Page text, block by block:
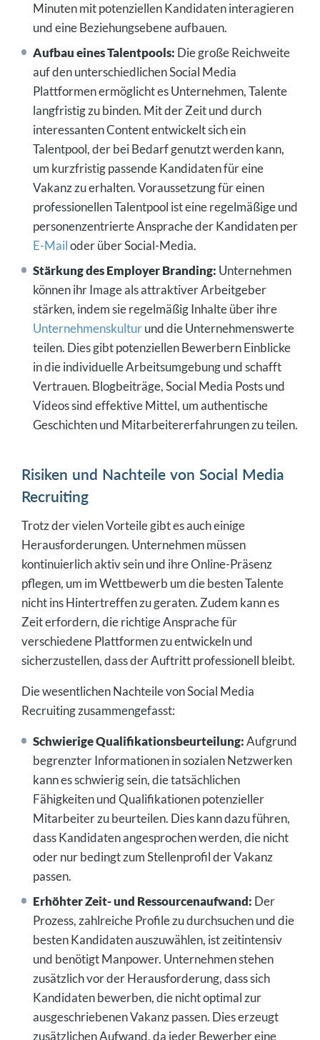
Minuten mit potenziellen Kandidaten interagieren
und eine Beziehungsebene aufbauen.
Aufbau eines Talentpools: Die große Reichweite
auf den unterschiedlichen Social Media
Plattformen ermöglicht es Unternehmen, Talente
langfristig zu binden. Mit der Zeit und durch
interessanten Content entwickelt sich ein
Talentpool, der bei Bedarf genutzt werden kann,
um kurzfristig passende Kandidaten für eine
Vakanz zu erhalten. Voraussetzung für einen
professionellen Talentpool ist eine regelmäßige und
personenzentrierte Ansprache der Kandidaten per
E-Mailoder über Social-Media.
Stärkung des Employer Branding: Unternehmen
können ihr Image als attraktiver Arbeitgeber
stärken, indem sie regelmäßig Inhalte über ihre
Unternehmenskulturund die Unternehmenswerte
teilen. Dies gibt potenziellen Bewerbern Einblicke
in die individuelle Arbeitsumgebung und schafft
Vertrauen. Blogbeiträge, Social Media Posts und
Videos sind effektive Mittel, um authentische
Geschichten und Mitarbeitererfahrungen zu teilen.
Risiken und Nachteile von Social Media
Recruiting
Trotz der vielen Vorteile gibt es auch einige
Herausforderungen. Unternehmen müssen
kontinuierlich aktiv sein und ihre Online-Präsenz
pflegen, um im Wettbewerb um die besten Talente
nicht ins Hintertreffen zu geraten. Zudem kann es
Zeit erfordern, die richtige Ansprache für
verschiedene Plattformen zu entwickeln und
sicherzustellen, dass der Auftritt professionell bleibt.
Die wesentlichen Nachteile von Social Media
Recruiting zusammengefasst:
Schwierige Qualifikationsbeurteilung:Aufgrund
begrenzter Informationen in sozialen Netzwerken
kann es schwierig sein, die tatsächlichen
Fähigkeiten und Qualifikationen potenzieller
Mitarbeiter zu beurteilen. Dies kann dazu führen,
dass Kandidaten angesprochen werden, die nicht
oder nur bedingt zum Stellenprofil der Vakanz
passen.
Erhöhter Zeit- und Ressourcenaufwand: Der
Prozess, zahlreiche Profile zu durchsuchen und die
besten Kandidaten auszuwählen, ist zeitintensiv
und benötigt Manpower. Unternehmen stehen
zusätzlich vor der Herausforderung, dass sich
Kandidaten bewerben, die nicht optimal zur
ausgeschriebenen Vakanz passen. Dies erzeugt
zusätzlichen Aufwand, da jeder Bewerber eine